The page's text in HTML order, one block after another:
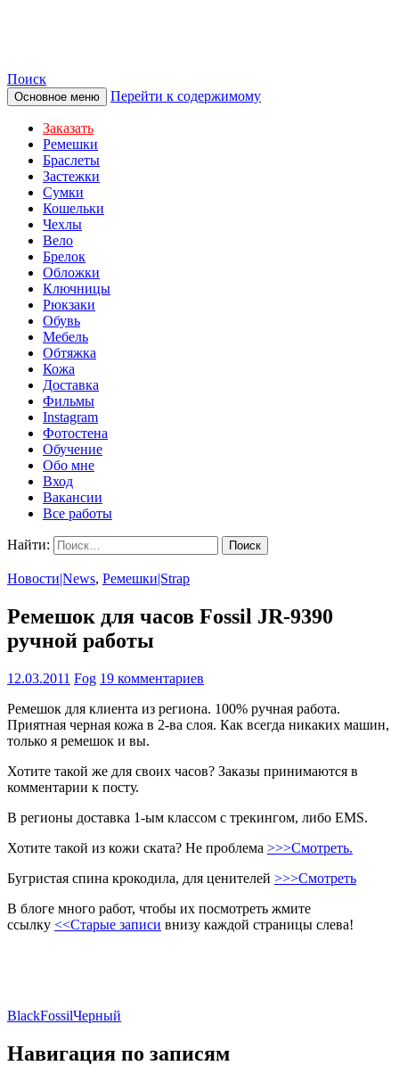
Поиск
Основное меню Перейти к содержимому
Заказать
Ремешки
Браслеты
Застежки
Сумки
Кошельки
Чехлы
Вело
Брелок
Обложки
Ключницы
Рюкзаки
Обувь
Мебель
Обтяжка
Кожа
Доставка
Фильмы
Instagram
Фотостена
Обучение
Обо мне
Вход
Вакансии
Все работы
Найти:
Новости|News, Ремешки|Strap
Ремешок для часов Fossil JR-9390
ручной работы
12.03.2011 Fog 19 комментариев
Ремешок для клиента из региона. 100% ручная работа.
Приятная черная кожа в 2-ва слоя. Как всегда никаких машин,
только я ремешок и вы.
Хотите такой же для своих часов? Заказы принимаются в
комментарии к посту.
В регионы доставка 1-ым классом с трекингом, либо EMS.
Хотите такой из кожи ската? Не проблема >>>Смотреть.
Бугристая спина крокодила, для ценителей >>>Смотреть
В блоге много работ, чтобы их посмотреть жмите
ссылку <<Старые записи внизу каждой страницы слева!
BlackFossilЧерный
Навигация по записям